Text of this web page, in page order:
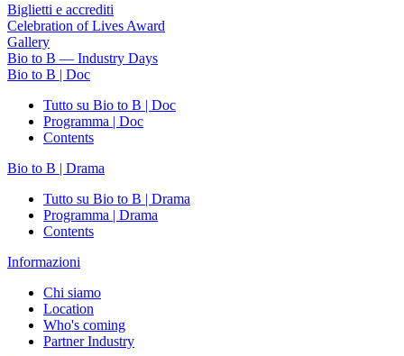
Biglietti e accrediti
Celebration of Lives Award
Gallery
Bio to B — Industry Days
Bio to B | Doc
Tutto su Bio to B | Doc
Programma | Doc
Contents
Bio to B | Drama
Tutto su Bio to B | Drama
Programma | Drama
Contents
Informazioni
Chi siamo
Location
Who's coming
Partner Industry